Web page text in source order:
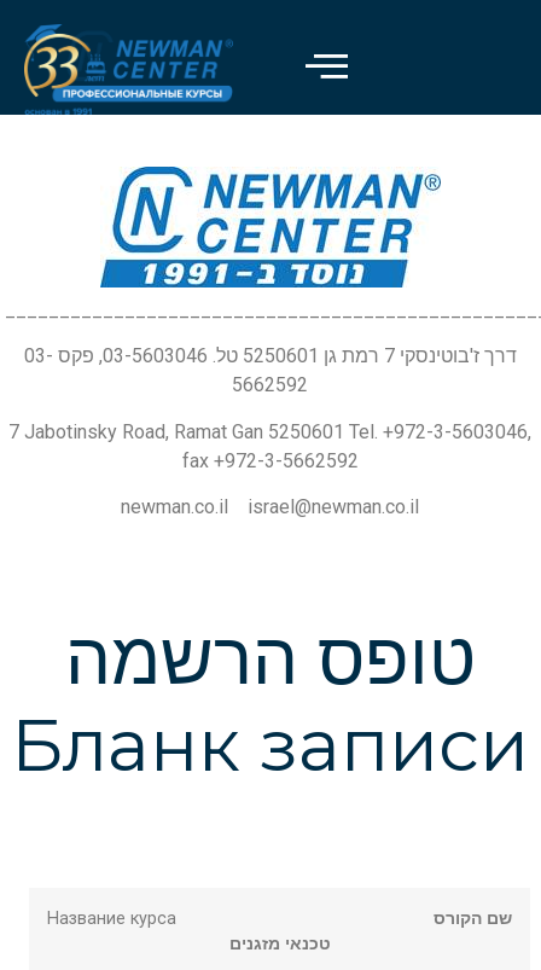
דרך ז'בוטינסקי 7 רמת גן 5250601 טל. 03-5603046, פקס 03-
5662592
7 Jabotinsky Road, Ramat Gan 5250601 Tel. +972-3-5603046,
fax +972-3-5662592
newman.co.il israel@newman.co.il
טופס הרשמה
Бланк записи
Название курса
שם הקורס
טכנאי מזגנים